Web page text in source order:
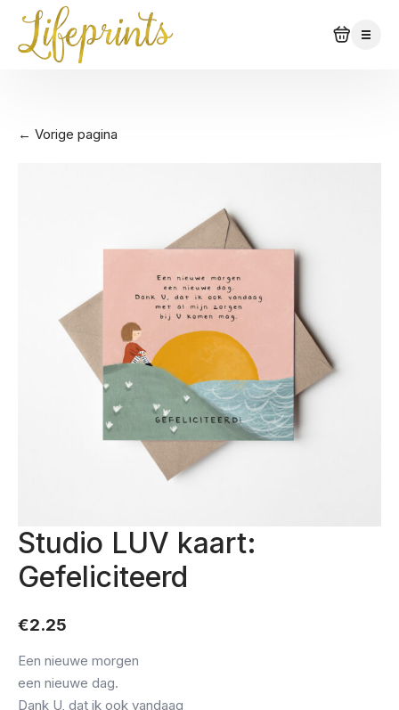
← Vorige pagina
Studio LUV kaart:
Gefeliciteerd
€2.25
Een nieuwe morgen
een nieuwe dag.
Dank U, dat ik ook vandaag